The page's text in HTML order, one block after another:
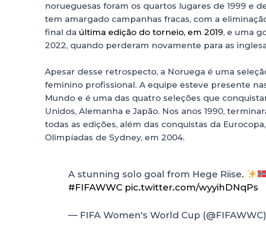
norueguesas foram os quartos lugares de 1999 e
tem amargado campanhas fracas, com a
final da última edição do torneio, em 2019, e uma
2022, quando perderam novamente para as
Apesar desse retrospecto, a Noruega é uma
feminino profissional. A equipe esteve presente
Mundo e é uma das quatro seleções que
Unidos, Alemanha e Japão. Nos anos 1990,
todas as edições, além das conquistas da
Olimpíadas de Sydney, em 2004.
A stunning solo goal from Hege Riise.
#FIFAWWC pic.twitter.com/wyyihDNqPs
— FIFA Women's World Cup (@FIFAWWC)